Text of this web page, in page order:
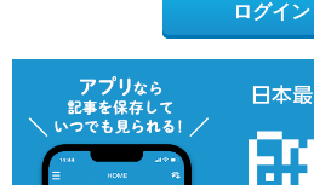
ログイン